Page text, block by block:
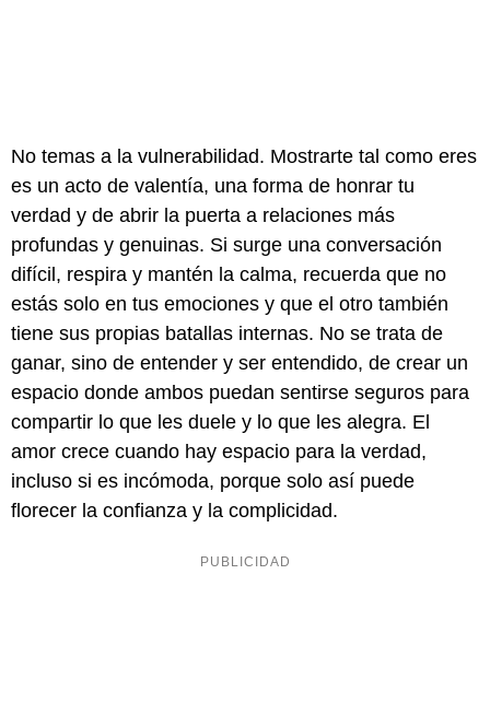
No temas a la vulnerabilidad. Mostrarte tal como eres
es un acto de valentía, una forma de honrar tu
verdad y de abrir la puerta a relaciones más
profundas y genuinas. Si surge una conversación
difícil, respira y mantén la calma, recuerda que no
estás solo en tus emociones y que el otro también
tiene sus propias batallas internas. No se trata de
ganar, sino de entender y ser entendido, de crear un
espacio donde ambos puedan sentirse seguros para
compartir lo que les duele y lo que les alegra. El
amor crece cuando hay espacio para la verdad,
incluso si es incómoda, porque solo así puede
florecer la confianza y la complicidad.